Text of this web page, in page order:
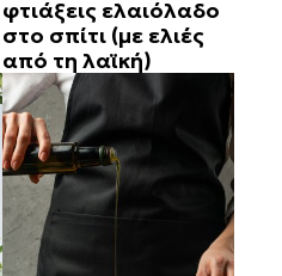
φτιάξεις ελαιόλαδο
στο σπίτι (με ελιές
από τη λαϊκή)